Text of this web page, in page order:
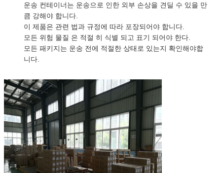
운송 컨테이너는 운송으로 인한 외부 손상을 견딜 수 있을 만
큼 강해야 합니다.
이 제품은 관련 법과 규정에 따라 포장되어야 합니다.
모든 위험 물질 은 적절 히 식별 되고 표기 되어야 한다.
모든 패키지는 운송 전에 적절한 상태로 있는지 확인해야합
니다.